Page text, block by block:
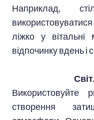
Наприклад,
використовуватися
ліжко у
відпочинку вдень і
Використовуйте
створення